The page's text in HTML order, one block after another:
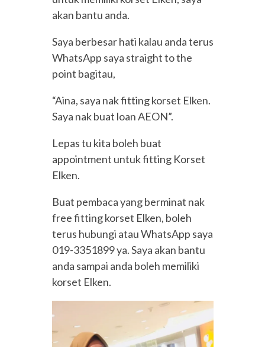
akan bantu anda.
Saya berbesar hati kalau anda terus
WhatsApp saya straight to the
point bagitau,
“Aina, saya nak fitting korset Elken.
Saya nak buat loan AEON”.
Lepas tu kita boleh buat
appointment untuk fitting Korset
Elken.
Buat pembaca yang berminat nak
free fitting korset Elken, boleh
terus hubungi atau WhatsApp saya
019-3351899 ya. Saya akan bantu
anda sampai anda boleh memiliki
korset Elken.